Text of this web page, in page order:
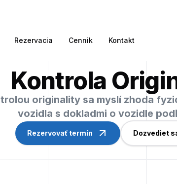
Rezervacia Cennik Kontakt
Kontrola
originality sa myslí zhoda
vozidla s dokladmi o vozidle
Rezervovať termín Dozvediet